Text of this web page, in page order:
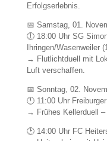
Erfolgserlebnis.
📅 Samstag, 01.
🕕 18:00 Uhr SG
Ihringen/Wasenweiler
→ Flutlichtduell mit
Luft verschaffen.
📅 Sonntag, 02.
🕚 11:00 Uhr
→ Frühes Kellerduell –
🕑 14:00 Uhr FC